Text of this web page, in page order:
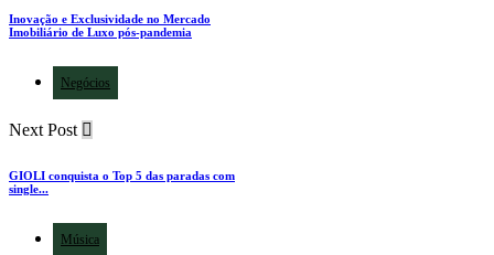
Inovação e Exclusividade no Mercado
Imobiliário de Luxo pós-pandemia
Negócios
Next Post
GIOLI conquista o Top 5 das paradas com
single...
Música